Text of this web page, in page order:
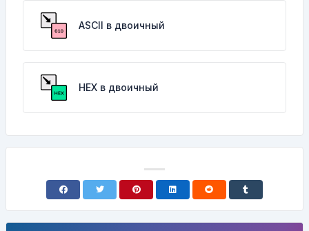
ASCII в двоичный
HEX в двоичный